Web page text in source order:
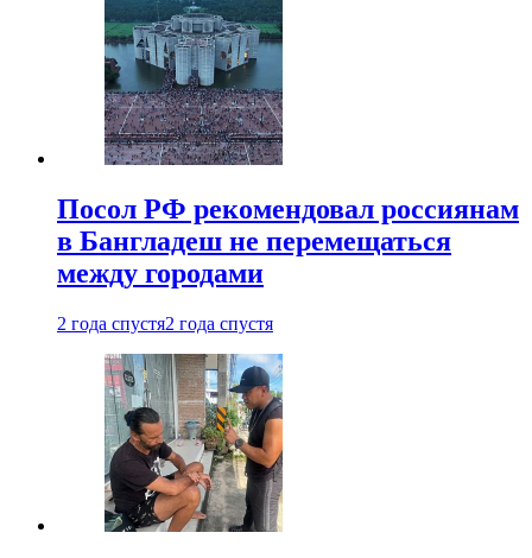
Посол РФ рекомендовал россиянам
в Бангладеш не перемещаться
между городами
2 года спустя2 года спустя